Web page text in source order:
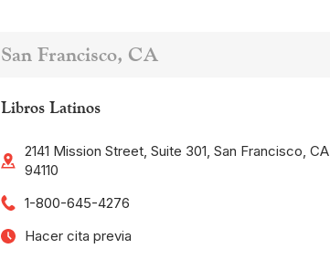
San Francisco, CA
Libros Latinos
2141 Mission Street, Suite 301, San Francisco, CA
94110
1-800-645-4276
Hacer cita previa